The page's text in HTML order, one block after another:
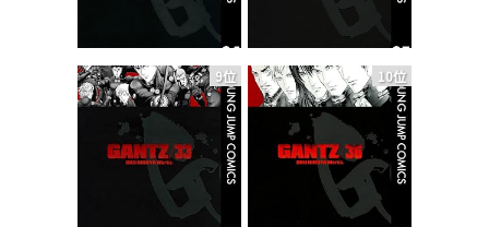
9位 10位